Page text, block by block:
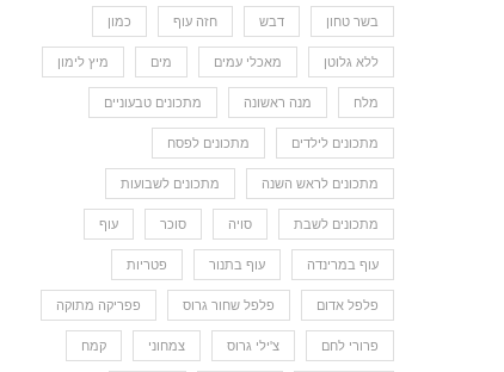
בשר טחון דבש חזה עוף כמון
ללא גלוטן מאכלי עמים מים מיץ לימון
מלח מנה ראשונה מתכונים טבעוניים
מתכונים לילדים מתכונים לפסח
מתכונים לראש השנה מתכונים לשבועות
מתכונים לשבת סויה סוכר עוף
עוף במרינדה עוף בתנור פטריות
פלפל אדום פלפל שחור גרוס פפריקה מתוקה
פרורי לחם צ'ילי גרוס צמחוני קמח